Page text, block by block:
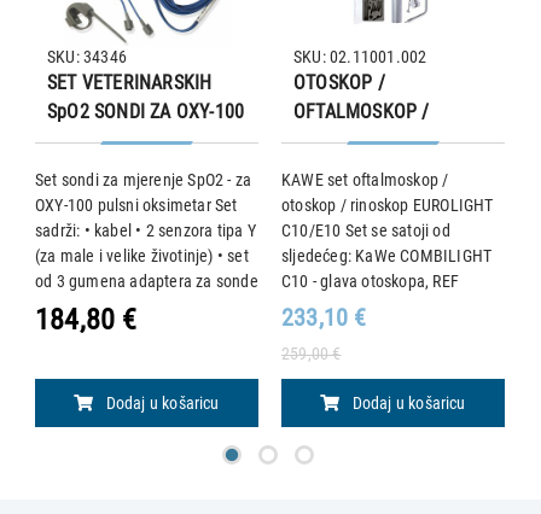
SET VETERINARSKIH
SpO2 SONDI ZA OXY-100
PULSNI OKSIMETAR
Set sondi za mjerenje SpO2 - za
OXY-100 pulsni oksimetar Set
sadrži: • kabel • 2 senzora tipa Y
(za male i velike životinje) • set
od 3 gumena adaptera za sonde
(mali jezik, veliki jezik, omot za
uho, nogu ili rep)
SKU: 34346
184,80 €
Dodaj u košaricu
OTOSKOP /
OFTALMOSKOP /
RINOSKOP SET, KaWe
EUROLIGHT C 10/E 10
KAWE set oftalmoskop /
otoskop / rinoskop EUROLIGHT
C10/E10 Set se satoji od
sljedećeg: KaWe COMBILIGHT
C10 - glava otoskopa, REF
01.73210.021: - vakumska
žarulja - sa 3x povećanjem -
konektor za pneumatsko
ispitivanje - 2,5 V KaWe EU
SKU: 02.11001.002
233,10 €
259,00 €
Dodaj u košaricu